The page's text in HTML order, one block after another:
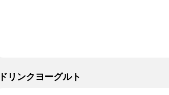
ドリンクヨーグルト